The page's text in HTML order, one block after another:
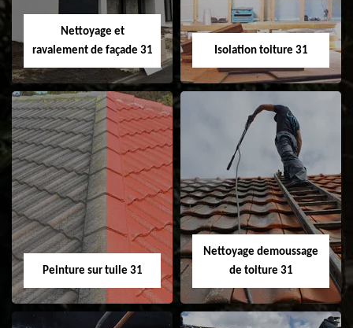
Velux 31
Nettoyage et
ravalement de façade 31
Nettoyage et
ravalement de
façade 31
Isolation toiture 31
Isolation toiture 31
Peinture sur tuile 31
Nettoyage demoussage
de toiture 31